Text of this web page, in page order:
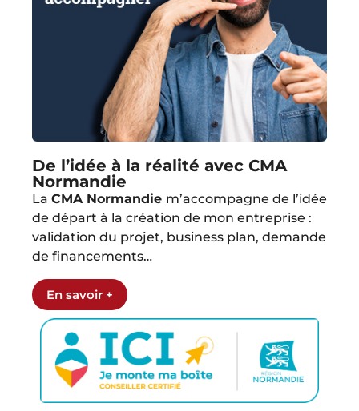
De l’idée à la réalité avec CMA
Normandie
La CMA Normandie m’accompagne de l’idée
de départ à la création de mon entreprise :
validation du projet, business plan, demande
de financements…
En savoir +